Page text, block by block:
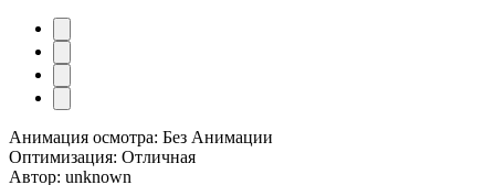
Анимация осмотра: Без Анимации
Оптимизация: Отличная
Автор: unknown